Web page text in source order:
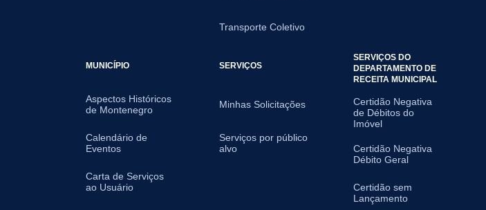
Transporte Coletivo
MUNICÍPIO
Aspectos Históricos
de Montenegro
Calendário de
Eventos
Carta de Serviços
ao Usuário
SERVIÇOS
Minhas Solicitações
Serviços por público
alvo
SERVIÇOS DO
DEPARTAMENTO DE
RECEITA MUNICIPAL
Certidão Negativa
de Débitos do
Imóvel
Certidão Negativa
Débito Geral
Certidão sem
Lançamento